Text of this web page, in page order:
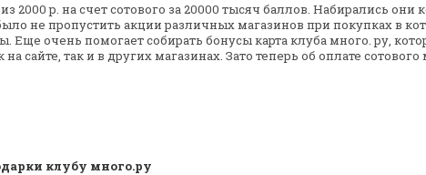
2000 р. на счет сотового за 20000 тысяч баллов. Набирались они
не пропустить акции различных магазинов при покупках в
Еще очень помогает собирать бонусы карта клуба много. ру,
сайте, так и в другихмагазинах. Зато теперь об оплате
клубу много.ру